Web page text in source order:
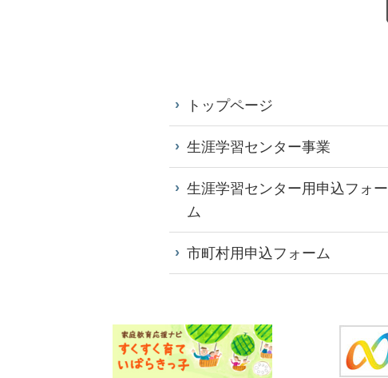
トップページ
生涯学習センター事業
生涯学習センター用申込フォー
ム
市町村用申込フォーム